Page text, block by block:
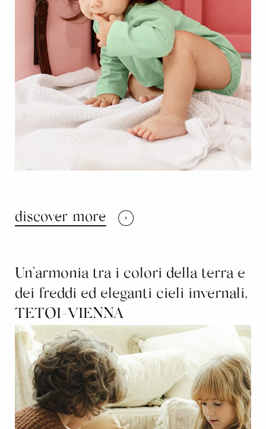
discover more
Un’armonia tra i colori della terra e
dei freddi ed eleganti cieli invernali,
TETOI-VIENNA